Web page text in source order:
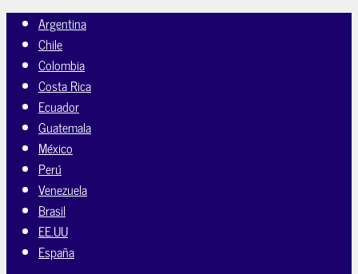
Argentina
Chile
Colombia
Costa Rica
Ecuador
Guatemala
México
Perú
Venezuela
Brasil
EE.UU
España